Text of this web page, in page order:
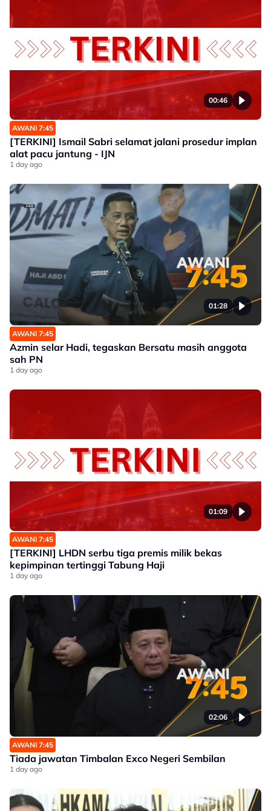
00:46
AWANI 7:45
[TERKINI] Ismail Sabri selamat jalani prosedur implan
alat pacu jantung - IJN
1 day ago
01:28
AWANI 7:45
Azmin selar Hadi, tegaskan Bersatu masih anggota
sah PN
1 day ago
01:09
AWANI 7:45
[TERKINI] LHDN serbu tiga premis milik bekas
kepimpinan tertinggi Tabung Haji
1 day ago
02:06
AWANI 7:45
Tiada jawatan Timbalan Exco Negeri Sembilan
1 day ago